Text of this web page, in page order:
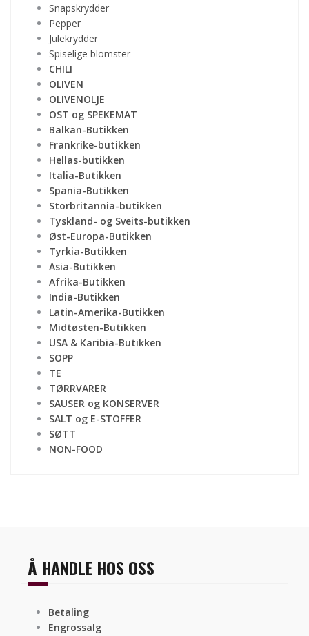
Snapskrydder
Pepper
Julekrydder
Spiselige blomster
CHILI
OLIVEN
OLIVENOLJE
OST og SPEKEMAT
Balkan-Butikken
Frankrike-butikken
Hellas-butikken
Italia-Butikken
Spania-Butikken
Storbritannia-butikken
Tyskland- og Sveits-butikken
Øst-Europa-Butikken
Tyrkia-Butikken
Asia-Butikken
Afrika-Butikken
India-Butikken
Latin-Amerika-Butikken
Midtøsten-Butikken
USA & Karibia-Butikken
SOPP
TE
TØRRVARER
SAUSER og KONSERVER
SALT og E-STOFFER
SØTT
NON-FOOD
Å HANDLE HOS OSS
Betaling
Engrossalg